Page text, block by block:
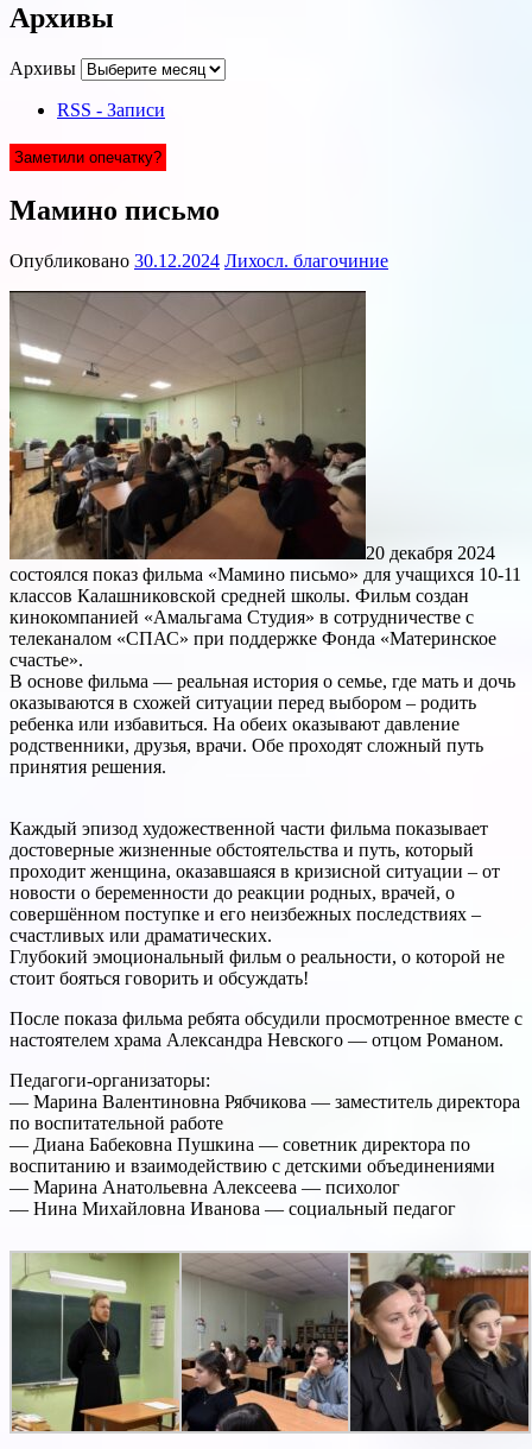
Архивы
Архивы
RSS - Записи
Заметили опечатку?
Мамино письмо
Опубликовано 30.12.2024 Лихосл. благочиние
20 декабря 2024
состоялся показ фильма «Мамино письмо» для учащихся 10-11
классов Калашниковской средней школы. Фильм создан
кинокомпанией «Амальгама Студия» в сотрудничестве с
телеканалом «СПАС» при поддержке Фонда «Материнское
счастье».
В основе фильма — реальная история о семье, где мать и дочь
оказываются в схожей ситуации перед выбором – родить
ребенка или избавиться. На обеих оказывают давление
родственники, друзья, врачи. Обе проходят сложный путь
принятия решения.
Каждый эпизод художественной части фильма показывает
достоверные жизненные обстоятельства и путь, который
проходит женщина, оказавшаяся в кризисной ситуации – от
новости о беременности до реакции родных, врачей, о
совершённом поступке и его неизбежных последствиях –
счастливых или драматических.
Глубокий эмоциональный фильм о реальности, о которой не
стоит бояться говорить и обсуждать!
После показа фильма ребята обсудили просмотренное вместе с
настоятелем храма Александра Невского — отцом Романом.
Педагоги-организаторы:
— Марина Валентиновна Рябчикова — заместитель директора
по воспитательной работе
— Диана Бабековна Пушкина — советник директора по
воспитанию и взаимодействию с детскими объединениями
— Марина Анатольевна Алексеева — психолог
— Нина Михайловна Иванова — социальный педагог